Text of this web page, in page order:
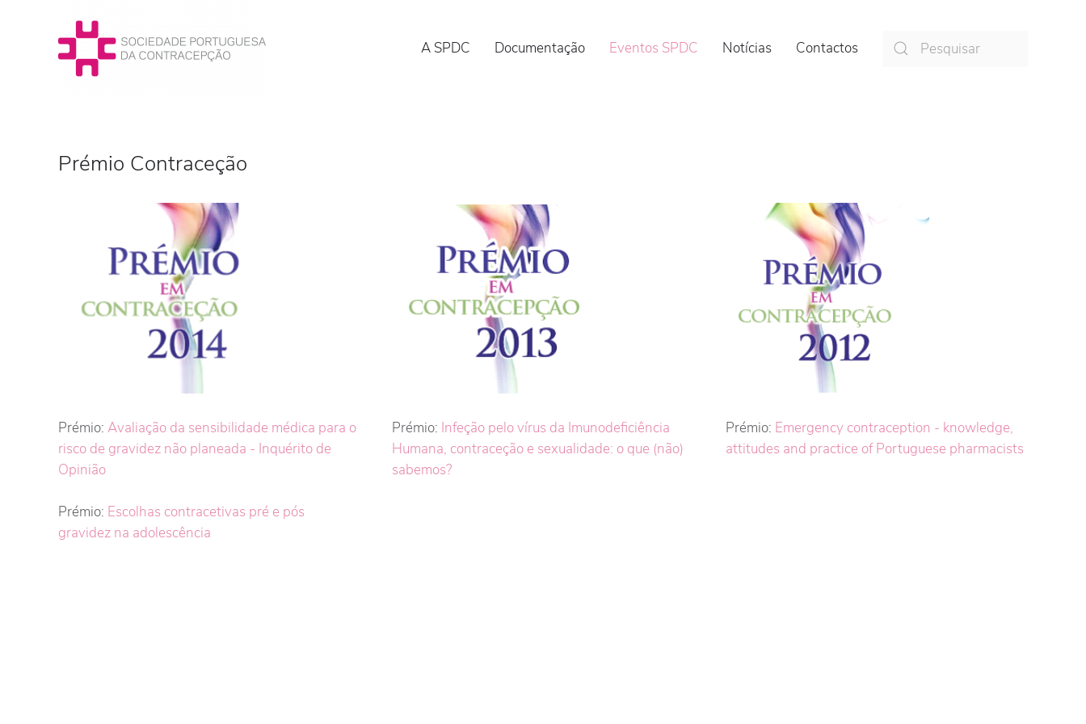
A SPDC Documentação Eventos SPDC Notícias Contactos
Prémio Contraceção
Prémio: Avaliação da sensibilidade médica para o
risco de gravidez não planeada - Inquérito de
Opinião
Prémio: Escolhas contracetivas pré e pós
gravidez na adolescência
Prémio: Infeção pelo vírus da Imunodeficiência
Humana, contraceção e sexualidade: o que (não)
sabemos?
Prémio: Emergency contraception - knowledge,
attitudes and practice of Portuguese pharmacists